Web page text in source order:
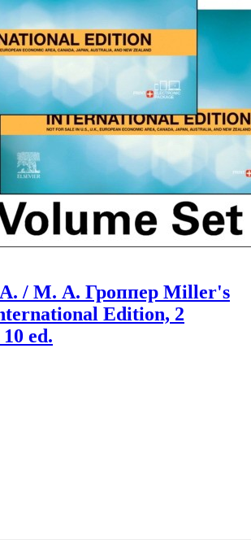
/ М. А. Гроппер Miller's
Edition, 2
ed.